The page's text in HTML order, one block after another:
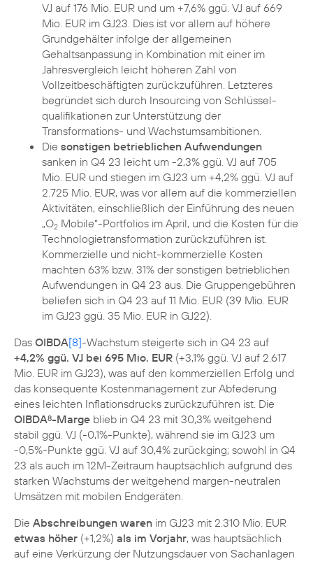
VJ auf 176 Mio. EUR und um +7,6% ggü. VJ auf 669
Mio. EUR im GJ23. Dies ist vor allem auf höhere
Grundgehälter infolge der allgemeinen
Gehaltsanpassung in Kombination mit einer im
Jahresvergleich leicht höheren Zahl von
Vollzeitbeschäftigten zurückzuführen. Letzteres
begründet sich durch Insourcing von Schlüssel-
qualifikationen zur Unterstützung der
Transformations- und Wachstumsambitionen.
Die sonstigen betrieblichen Aufwendungen
sanken in Q4 23 leicht um -2,3% ggü. VJ auf 705
Mio. EUR und stiegen im GJ23 um +4,2% ggü. VJ auf
2.725 Mio. EUR, was vor allem auf die kommerziellen
Aktivitäten, einschließlich der Einführung des neuen
„O2 Mobile“-Portfolios im April, und die Kosten für die
Technologietransformation zurückzuführen ist.
Kommerzielle und nicht-kommerzielle Kosten
machten 63% bzw. 31% der sonstigen betrieblichen
Aufwendungen in Q4 23 aus. Die Gruppengebühren
beliefen sich in Q4 23 auf 11 Mio. EUR (39 Mio. EUR
im GJ23 ggü. 35 Mio. EUR in GJ22).
Das OIBDA[8]-Wachstum steigerte sich in Q4 23 auf
+4,2% ggü. VJ bei 695 Mio. EUR (+3,1% ggü. VJ auf 2.617
Mio. EUR im GJ23), was auf den kommerziellen Erfolg und
das konsequente Kostenmanagement zur Abfederung
eines leichten Inflationsdrucks zurückzuführen ist. Die
OIBDA8-Marge blieb in Q4 23 mit 30,3% weitgehend
stabil ggü. VJ (-0,1%-Punkte), während sie im GJ23 um
-0,5%-Punkte ggü. VJ auf 30,4% zurückging; sowohl in Q4
23 als auch im 12M-Zeitraum hauptsächlich aufgrund des
starken Wachstums der weitgehend margen-neutralen
Umsätzen mit mobilen Endgeräten.
Die Abschreibungen waren im GJ23 mit 2.310 Mio. EUR
etwas höher (+1,2%) als im Vorjahr, was hauptsächlich
auf eine Verkürzung der Nutzungsdauer von Sachanlagen